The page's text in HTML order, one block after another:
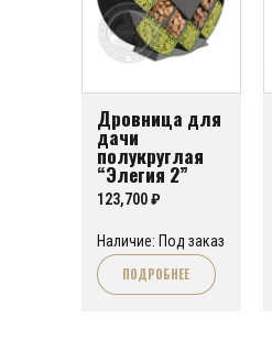
Дровница для
дачи
полукруглая
“Элегия 2”
123,700₽
Наличие: Под заказ
ПОДРОБНЕЕ